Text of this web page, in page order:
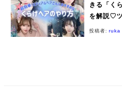
きる「く
を解説♡
投稿者:ruka